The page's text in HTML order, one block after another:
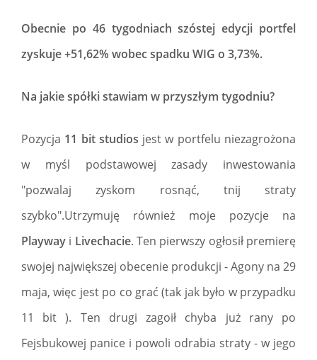
Obecnie po 46 tygodniach szóstej edycji portfel
zyskuje +51,62% wobec spadku WIG o 3,73%.
Na jakie spółki stawiam w przyszłym tygodniu?
Pozycja 11 bit studios jest w portfelu niezagrożona
w myśl podstawowej zasady inwestowania
"pozwalaj zyskom rosnąć, tnij straty
szybko".Utrzymuję również moje pozycje na
Playway i Livechacie. Ten pierwszy ogłosił premierę
swojej największej obecenie produkcji - Agony na 29
maja, więc jest po co grać (tak jak było w przypadku
11 bit ). Ten drugi zagoił chyba już rany po
Fejsbukowej panice i powoli odrabia straty - w jego